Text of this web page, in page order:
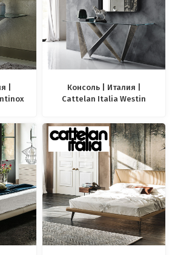
|
Консоль | Италия |
Cattelan Italia Westin